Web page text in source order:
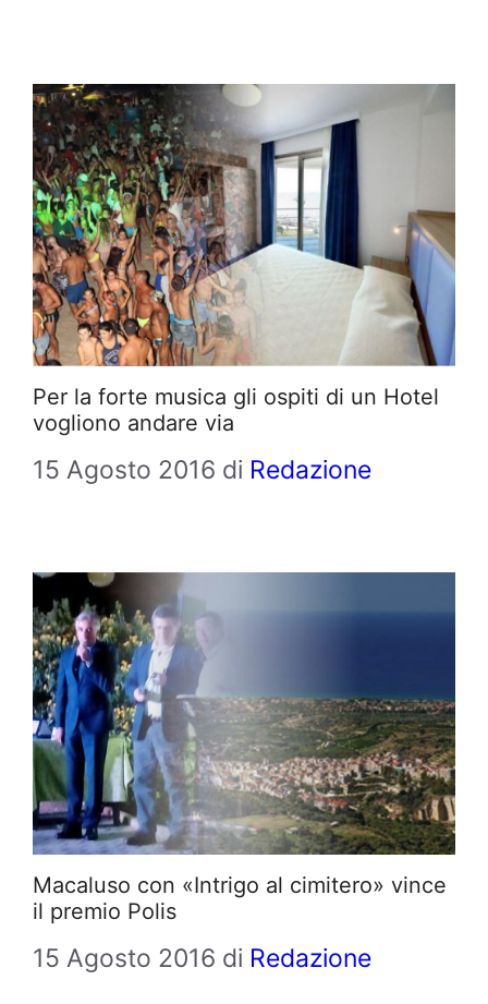
Per la forte musica gli ospiti di un Hotel
vogliono andare via
15 Agosto 2016 di Redazione
Macaluso con «Intrigo al cimitero» vince
il premio Polis
15 Agosto 2016 di Redazione